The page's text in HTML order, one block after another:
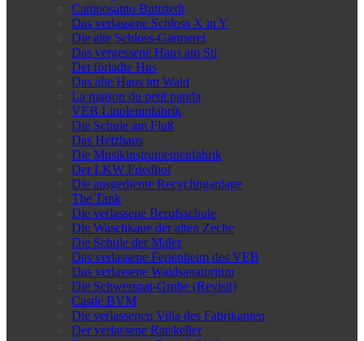
Camposanto Buttstedt
Das verlassene Schloss X in Y
Die alte Schloss-Gärtnerei
Das vergessene Haus am Sti
Det forladte Hus
Das alte Haus im Wald
La maison du petit panda
VEB Linoleumfabrik
Die Schule am Fluß
Das Heizhaus
Die Musikinstrumentenfabrik
Der LKW Friedhof
Die ausgediente Recyclinganlage
The Tank
Die verlassene Berufsschule
Die Waschkaue der alten Zeche
Die Schule der Maler
Das verlassene Ferienheim des VEB
Das verlassene Waldsanatorium
Die Schwerspat-Grube (Revisit)
Castle BVM
Die verlassenen Villa des Fabrikanten
Der verlassene Ratskeller